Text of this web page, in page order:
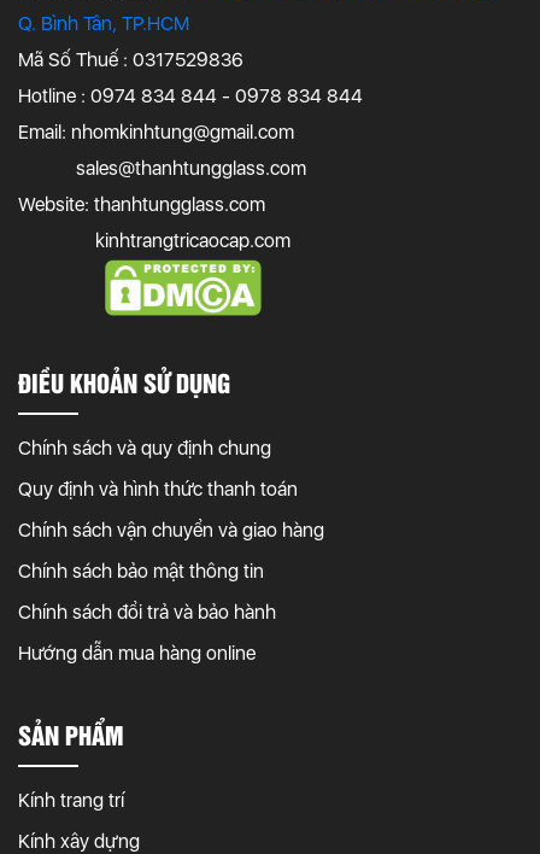
Q. Bình Tân, TP.HCM
Mã Số Thuế : 0317529836
Hotline : 0974 834 844 - 0978 834 844
Email: nhomkinhtung@gmail.com
sales@thanhtungglass.com
Website: thanhtungglass.com
kinhtrangtricaocap.com
ĐIỀU KHOẢN SỬ DỤNG
Chính sách và quy định chung
Quy định và hình thức thanh toán
Chính sách vận chuyển và giao hàng
Chính sách bảo mật thông tin
Chính sách đổi trả và bảo hành
Hướng dẫn mua hàng online
SẢN PHẨM
Kính trang trí
Kính xây dựng